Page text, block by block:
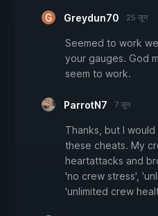
Greydun70 25 जून
Seemed to work
your gauges. God
seem to work.
ParrotN7 7 जून
Thanks, but I
these cheats. My
heartattacks and
'no crew stress',
'unlimited crew